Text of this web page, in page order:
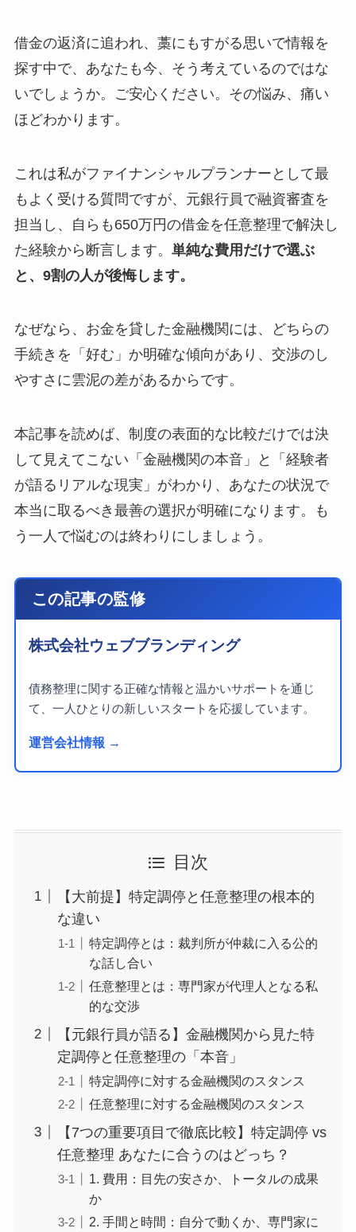
借金の返済に追われ、藁にもすがる思いで情報を
探す中で、あなたも今、そう考えているのではな
いでしょうか。ご安心ください。その悩み、痛い
ほどわかります。
これは私がファイナンシャルプランナーとして最
もよく受ける質問ですが、元銀行員で融資審査を
担当し、自らも650万円の借金を任意整理で解決し
た経験から断言します。 単純な費用だけで選ぶ
と、9割の人が後悔します。
なぜなら、お金を貸した金融機関には、どちらの
手続きを「好む」か明確な傾向があり、交渉のし
やすさに雲泥の差があるからです。
本記事を読めば、制度の表面的な比較だけでは決
して見えてこない「金融機関の本音」と「経験者
が語るリアルな現実」がわかり、あなたの状況で
本当に取るべき最善の選択が明確になります。も
う一人で悩むのは終わりにしましょう。
この記事の監修
株式会社ウェブブランディング
債務整理に関する正確な情報と温かいサポートを通じ
て、一人ひとりの新しいスタートを応援しています。
運営会社情報 →
目次
【大前提】特定調停と任意整理の根本的
な違い
特定調停とは：裁判所が仲裁に入る公的
な話し合い
任意整理とは：専門家が代理人となる私
的な交渉
【元銀行員が語る】金融機関から見た特
定調停と任意整理の「本音」
特定調停に対する金融機関のスタンス
任意整理に対する金融機関のスタンス
【7つの重要項目で徹底比較】特定調停 vs
任意整理 あなたに合うのはどっち？
1. 費用：目先の安さか、トータルの成果
か
2. 手間と時間：自分で動くか、専門家に